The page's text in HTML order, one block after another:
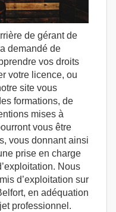
de gérant de
demandé de
vos droits
votre licence, ou
site vous
formations, de
mises à
vous être
vous donnant ainsi
prise en charge
Nous
d’exploitation sur
en adéquation
professionnel.